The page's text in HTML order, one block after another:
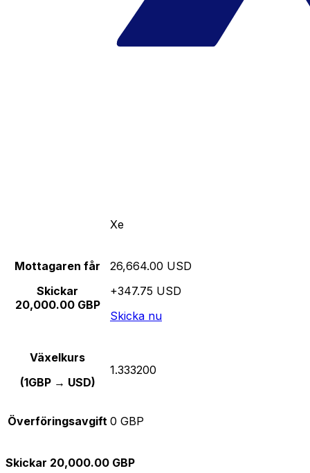
Xe
Mottagaren får
Skickar
20,000.00 GBP
26,664.00 USD
+347.75 USD
Skicka nu
Växelkurs
(1GBP → USD)
1.333200
Överföringsavgift 0 GBP
Skickar 20,000.00 GBP